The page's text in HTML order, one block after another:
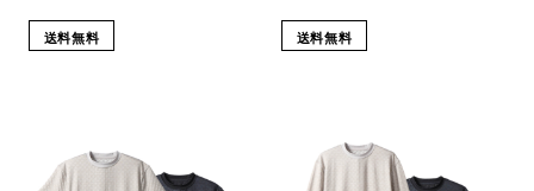
送料無料 送料無料